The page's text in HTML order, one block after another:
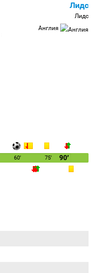
Лидс
Лидс
Англия
60′ 75′ 90′